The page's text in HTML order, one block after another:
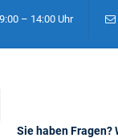
– 14:00 Uhr
Sie haben Fragen?